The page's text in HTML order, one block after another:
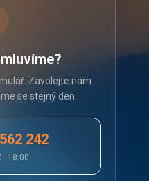
Zavolejte nám
se stejný den.
242